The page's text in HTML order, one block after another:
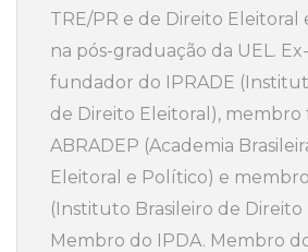
TRE/PR e de Direito Eleitoral
na pós-graduação da UEL.
fundador do IPRADE
de Direito Eleitoral),
ABRADEP (Academia
Eleitoral e Político) e
(Instituto Brasileiro de Direito
Membro do IPDA. Membro